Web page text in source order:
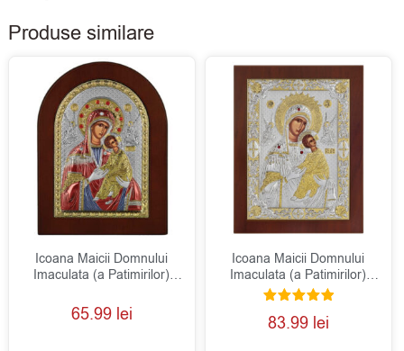
Produse similare
Icoana Maicii Domnului
Imaculata (a Patimirilor)
65.99 lei
Icoana Maicii Domnului
Imaculata (a Patimirilor)
Argint 10×12.5cm
Evaluat la
5.00
83.99 lei